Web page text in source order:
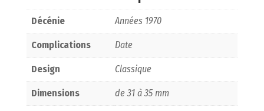
Décénie Années 1970
Complications Date
Design Classique
Dimensions de 31 à 35 mm